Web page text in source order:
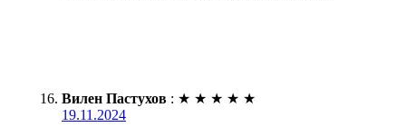
Вилен Пастухов : ★ ★ ★ ★ ★
19.11.2024